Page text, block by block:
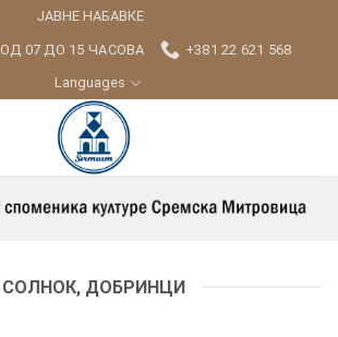
ЈАВНЕ НАБАВКЕ
ОД 07 ДО 15 ЧАСОВА +381 22 621 568
Languages
СОЛНОК, ДОБРИНЦИ